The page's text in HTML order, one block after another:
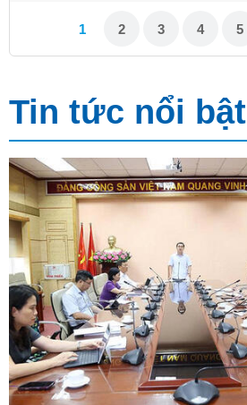
1 2 3 4 5
Tin tức nổi bật